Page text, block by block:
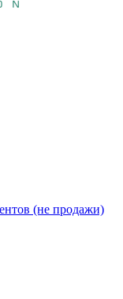
(не продажи)